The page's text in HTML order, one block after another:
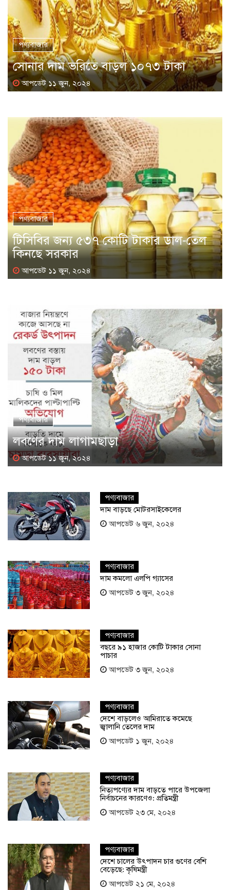
পণ্যবাজার
সোনার দাম ভরিতে বাড়ল ১০৭৩ টাকা
আপডেট ১১ জুন, ২০২৪
পণ্যবাজার
টিসিবির জন্য ৫৩৭ কোটি টাকার ডাল-তেল
কিনছে সরকার
আপডেট ১১ জুন, ২০২৪
পণ্যবাজার
লবণের দাম লাগামছাড়া
আপডেট ১১ জুন, ২০২৪
পণ্যবাজার
দাম বাড়ছে মোটরসাইকেলের
আপডেট ৬ জুন, ২০২৪
পণ্যবাজার
দাম কমলো এলপি গ্যাসের
আপডেট ৩ জুন, ২০২৪
পণ্যবাজার
বছরে ৯১ হাজার কোটি টাকার সোনা
পাচার
আপডেট ৩ জুন, ২০২৪
পণ্যবাজার
দেশে বাড়লেও আমিরাতে কমেছে
জ্বালানি তেলের দাম
আপডেট ১ জুন, ২০২৪
পণ্যবাজার
নিত্যপণ্যের দাম বাড়তে পারে উপজেলা
নির্বাচনের কারণেও: প্রতিমন্ত্রী
আপডেট ২৩ মে, ২০২৪
পণ্যবাজার
দেশে চালের উৎপাদন চার গুণের বেশি
বেড়েছে: কৃষিমন্ত্রী
আপডেট ২১ মে, ২০২৪